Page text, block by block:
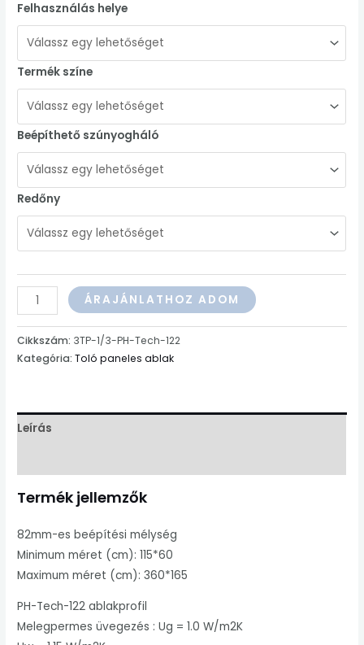
Felhasználás helye
Termék színe
Beépíthető szúnyogháló
Redőny
Három
toló
paneles
ablak
PH-
mennyiség
ÁRAJÁNLATHOZ ADOM
Cikkszám: 3TP-1/3-PH-Tech-122
Kategória:Toló paneles ablak
Leírás
Termék jellemzők
82mm-es beépítési mélység
Minimum méret (cm): 115*60
Maximum méret (cm): 360*165
PH-Tech-122 ablakprofil
Melegpermes üvegezés : Ug = 1.0 W/m2K